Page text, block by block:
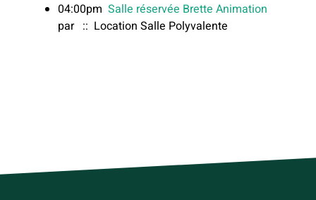
04:00pm Salle réservée Brette Animation
par :: Location Salle Polyvalente